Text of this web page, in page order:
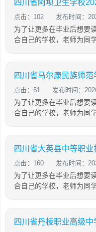
四川省阿坝卫生学校
点击：102 发布时间：
为了让更多在毕业后想要
合自己的学校，老师为同
四川省马尔康民族师
点击：51 发布时间：
为了让更多在毕业后想要
合自己的学校，老师为同
点击：160 发布时间：
为了让更多在毕业后想要
合自己的学校，老师为同
四川省丹棱职业高级